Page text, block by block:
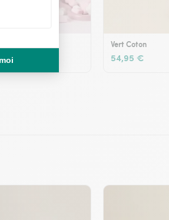
Vert Coton
54,95 €